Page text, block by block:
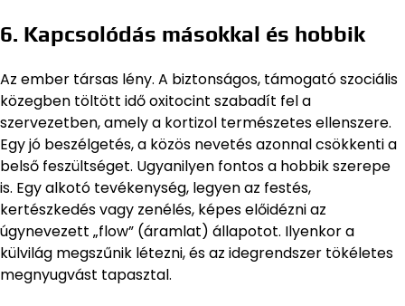
6. Kapcsolódás másokkal és hobbik
Az ember társas lény. A biztonságos, támogató szociális
közegben töltött idő oxitocint szabadít fel a
szervezetben, amely a kortizol természetes ellenszere.
Egy jó beszélgetés, a közös nevetés azonnal csökkenti a
belső feszültséget. Ugyanilyen fontos a hobbik szerepe
is. Egy alkotó tevékenység, legyen az festés,
kertészkedés vagy zenélés, képes előidézni az
úgynevezett „flow” (áramlat) állapotot. Ilyenkor a
külvilág megszűnik létezni, és az idegrendszer tökéletes
megnyugvást tapasztal.